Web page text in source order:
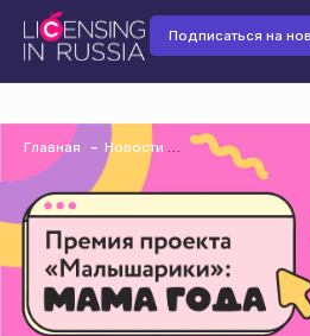
Подписаться на
Главная Новости